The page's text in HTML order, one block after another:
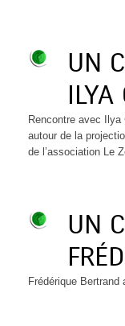
UN
ILYA
Rencontre avec
autour de la
de l’association Le
UN
Frédérique